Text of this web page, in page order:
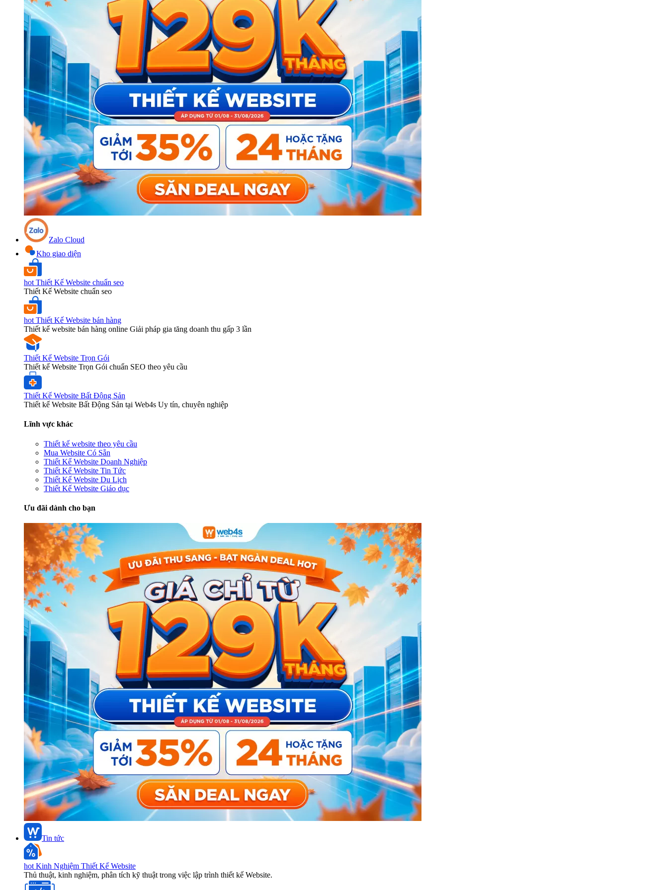
Zalo Cloud
Kho giao diện
hot Thiết Kế Website chuẩn seo
Thiết Kế Website chuẩn seo
hot Thiết Kế Website bán hàng
Thiết kế website bán hàng online Giải pháp gia tăng doanh thu gấp 3 lần
Thiết Kế Website Trọn Gói
Thiết kế Website Trọn Gói chuẩn SEO theo yêu cầu
Thiết Kế Website Bất Động Sản
Thiết kế Website Bất Động Sản tại Web4s Uy tín, chuyên nghiệp
Lĩnh vực khác
Thiết kế website theo yêu cầu
Mua Website Có Sẵn
Thiết Kế Website Doanh Nghiệp
Thiết Kế Website Tin Tức
Thiết Kế Website Du Lịch
Thiết Kế Website Giáo dục
Ưu đãi dành cho bạn
Tin tức
hot Kinh Nghiệm Thiết Kế Website
Thủ thuật, kinh nghiệm, phân tích kỹ thuật trong việc lập trình thiết kế Website.